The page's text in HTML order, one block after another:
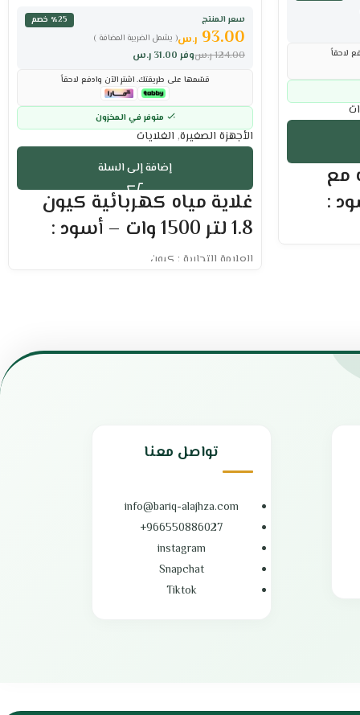
لاحقاً
وات مع
:
سعر المنتج
٪25 خصم
( يشمل الضريبة المضافة )
93.00 ر.س
وفر 31.00 ر.س 124.00ر.س
قسّمها على طريقتك. اشترِ الآن وادفع لاحقاً
متوفر في المخزون
الأجهزة الصغيرة, الغلايات
إضافة إلى السلة
غلاية مياه كهربائية كيون
1.8 لتر 1500 وات – أسود :
العلامة التجارية : كيون
خاصية الحماية من الغليان الجاف
مصنوعة من الفولاذ المقاوم للصدأ
بلد المنشأ: الصين
تواصل معنا
info@bariq-alajhza.com
966550886027+
instagram
Snapchat
Tiktok